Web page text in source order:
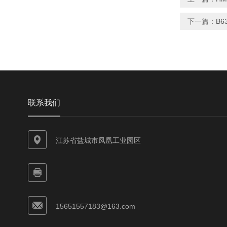
下一篇：
联系我们
江苏省盐城市凤凰工业园区
15651557183@163.com